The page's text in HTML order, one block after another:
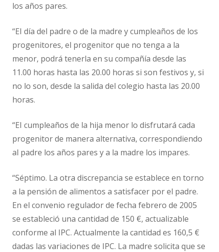
los años pares.
“EI día del padre o de la madre y cumpleaños de los
progenitores, el progenitor que no tenga a la
menor, podrá tenerla en su compañía desde las
11.00 horas hasta las 20.00 horas si son festivos y, si
no lo son, desde la salida del colegio hasta las 20.00
horas.
“EI cumpleaños de la hija menor lo disfrutará cada
progenitor de manera alternativa, correspondiendo
al padre los años pares y a la madre los impares.
“Séptimo. La otra discrepancia se establece en torno
a la pensión de alimentos a satisfacer por el padre.
En el convenio regulador de fecha febrero de 2005
se estableció una cantidad de 150 €, actualizable
conforme al IPC. Actualmente la cantidad es 160,5 €
dadas las variaciones de IPC. La madre solicita que se